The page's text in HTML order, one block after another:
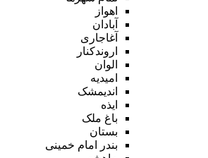
اهواز
آبادان
آغاجاری
اروندکنار
الوان
امیدیه
اندیمشک
ایذه
باغ ملک
بستان
بندر امام خمینی